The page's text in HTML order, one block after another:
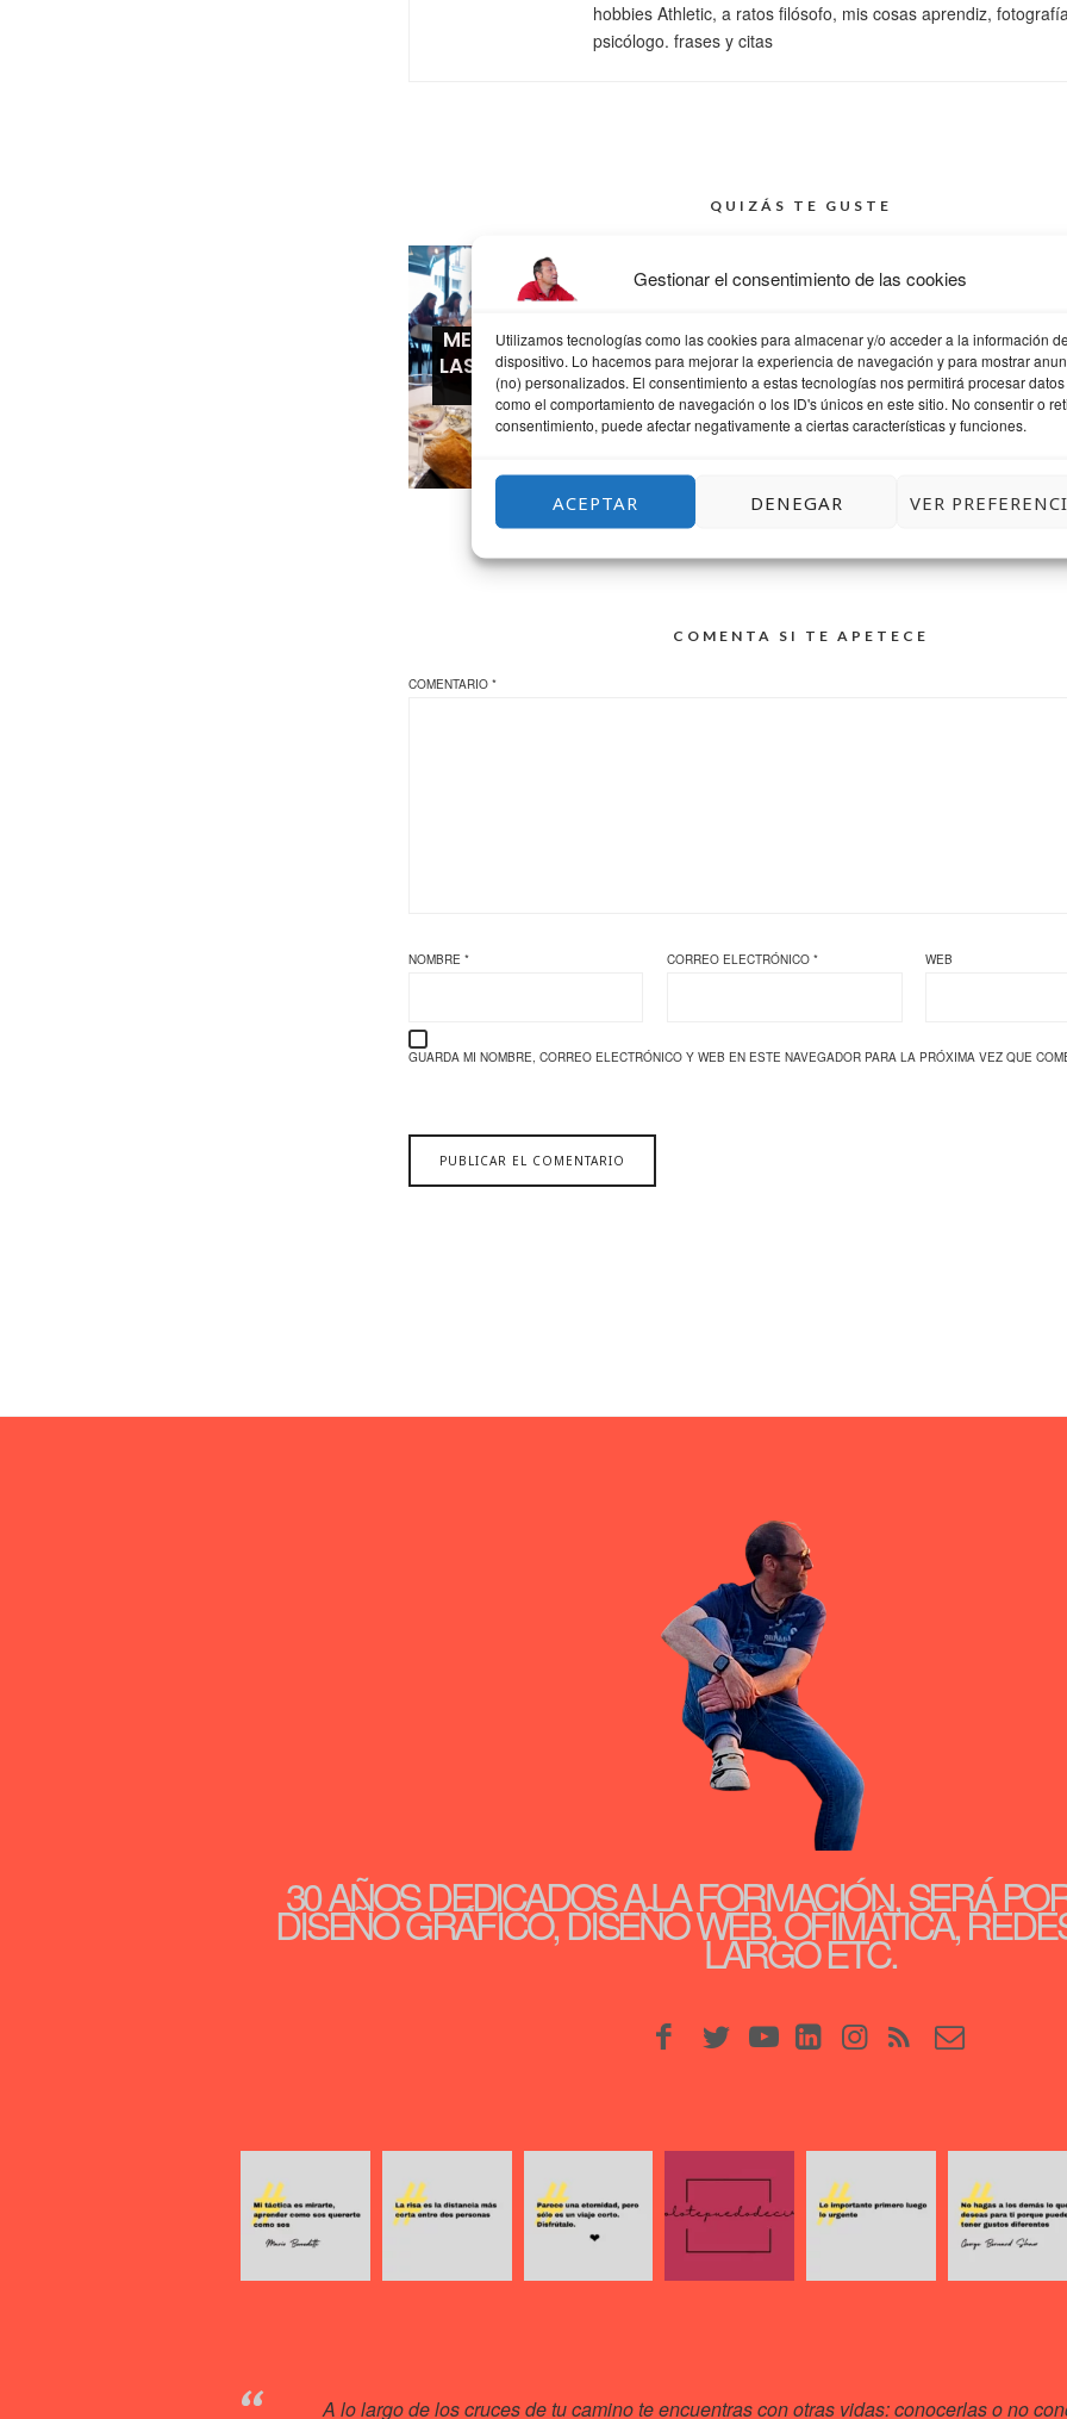
Gestionar el consentimiento de las cookies
Utilizamos tecnologías como las cookies para almacenar y/o acceder a la información
dispositivo. Lo hacemos para mejorar la experiencia de navegación y para mostrar
(no) personalizados. El consentimiento a estas tecnologías nos permitirá procesar datos
como el comportamiento de navegación o los ID's únicos en este sitio. No consentir o
consentimiento, puede afectar negativamente a ciertas características y funciones.
ACEPTAR DENEGAR VER
hobbies Athletic, a ratos filósofo, mis cosas aprendiz,
psicólogo. frases y citas
QUIZÁS TE GUSTE
ME MIRÁIS COMO
LAS VACAS PASAR
EL TREN
¿QUÉ MUJER HA
INFLUIDO EN TU
TRAYECTORIA
PROFESIONAL?
LAS
COMENTA SI TE APETECE
COMENTARIO *
NOMBRE * CORREO ELECTRÓNICO* WEB
GUARDA MI NOMBRE, CORREO ELECTRÓNICO Y WEB EN ESTE NAVEGADOR PARA LA PRÓXIMA VEZ QUE
30 AÑOS DEDICADOS A LA FORMACIÓN, SERÁ
DISEÑO GRÁFICO, DISEÑO WEB, OFIMÁTICA,
LARGO ETC.
A lo largo de los cruces de tu camino te encuentras con otras vidas: conocerlas o no